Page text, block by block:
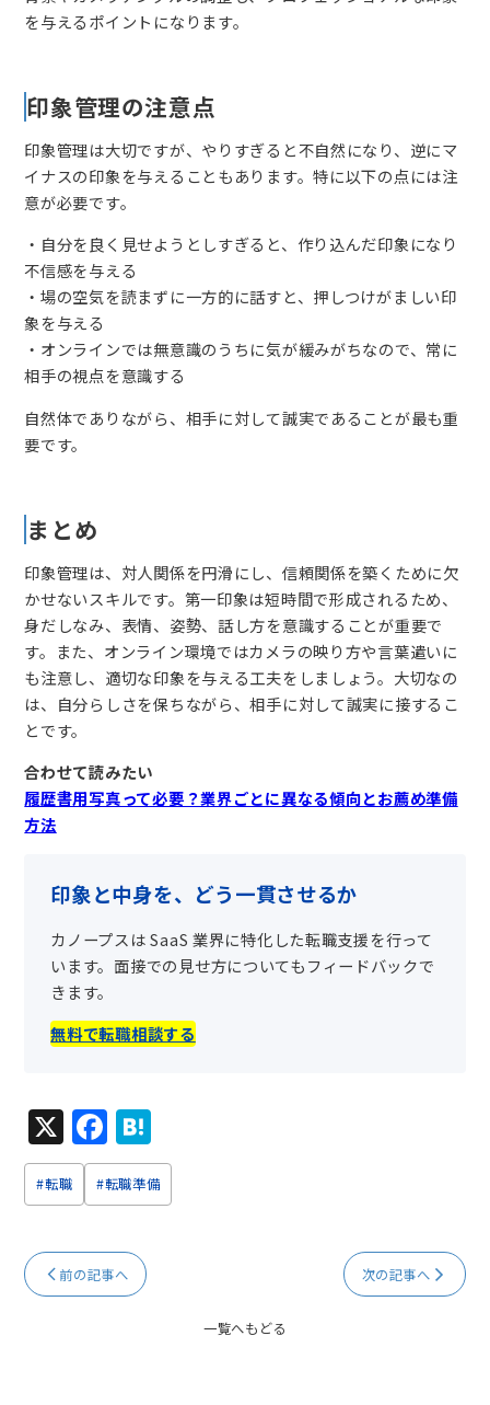
を与えるポイントになります。
印象管理の注意点
印象管理は大切ですが、やりすぎると不自然になり、逆にマ
イナスの印象を与えることもあります。特に以下の点には注
意が必要です。
・自分を良く見せようとしすぎると、作り込んだ印象になり
不信感を与える
・場の空気を読まずに一方的に話すと、押しつけがましい印
象を与える
・オンラインでは無意識のうちに気が緩みがちなので、常に
相手の視点を意識する
自然体でありながら、相手に対して誠実であることが最も重
要です。
まとめ
印象管理は、対人関係を円滑にし、信頼関係を築くために欠
かせないスキルです。第一印象は短時間で形成されるため、
身だしなみ、表情、姿勢、話し方を意識することが重要で
す。また、オンライン環境ではカメラの映り方や言葉遣いに
も注意し、適切な印象を与える工夫をしましょう。大切なの
は、自分らしさを保ちながら、相手に対して誠実に接するこ
とです。
合わせて読みたい
履歴書用写真って必要？業界ごとに異なる傾向とお薦め準備
方法
印象と中身を、どう一貫させるか
カノープスは SaaS 業界に特化した転職支援を行って
います。面接での見せ方についてもフィードバックで
きます。
無料で転職相談する
X F
a
c
b
o
at
e
#転職 #転職準備
前の記事へ
一覧へもどる
次の記事へ